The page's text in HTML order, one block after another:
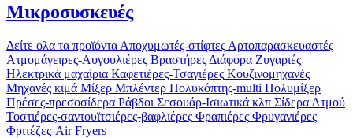
Μικροσυσκευές
Δείτε ολα τα προϊόντα Αποχυμωτές-στίφτες Αρτοπαρασκευαστές
Ατμομάγειρες-Αυγουλιέρες Βραστήρες Διάφορα Ζυγαριές
Ηλεκτρικά μαχαίρια Καφετιέρες-Τσαγιέρες Κουζινομηχανές
Μηχανές κιμά Μίξερ Μπλέντερ Πολυκόπτης-multi Πολυμίξερ
Πρέσες-πρεσοσίδερα Ράβδοι Σεσουάρ-Ισιωτικά κλπ Σίδερα Ατμού
Τοστιέρες-σαντουϊτσιέρες-βαφλιέρες Φραπιέρες Φρυγανιέρες
Φριτέζες-Air Fryers